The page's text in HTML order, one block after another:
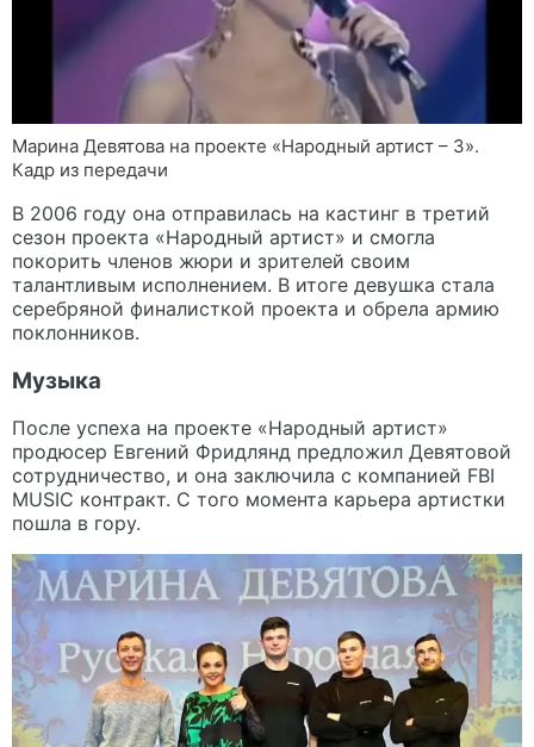
Марина Девятова на проекте «Народный артист – 3».
Кадр из передачи
В 2006 году она отправилась на кастинг в третий
сезон проекта «Народный артист» и смогла
покорить членов жюри и зрителей своим
талантливым исполнением. В итоге девушка стала
серебряной финалисткой проекта и обрела армию
поклонников.
Музыка
После успеха на проекте «Народный артист»
продюсер Евгений Фридлянд предложил Девятовой
сотрудничество, и она заключила с компанией FBI
MUSIC контракт. С того момента карьера артистки
пошла в гору.